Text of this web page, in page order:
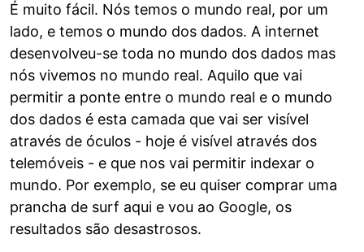
É muito fácil. Nós temos o mundo real, por um
lado, e temos o mundo dos dados. A internet
desenvolveu-se toda no mundo dos dados mas
nós vivemos no mundo real. Aquilo que vai
permitir a ponte entre o mundo real e o mundo
dos dados é esta camada que vai ser visível
através de óculos - hoje é visível através dos
telemóveis - e que nos vai permitir indexar o
mundo. Por exemplo, se eu quiser comprar uma
prancha de surf aqui e vou ao Google, os
resultados são desastrosos.